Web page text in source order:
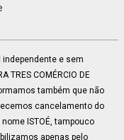
independente e sem
TRES COMÉRCIO DE
também que não
cancelamento do
ISTOÉ, tampouco
apenas pelo